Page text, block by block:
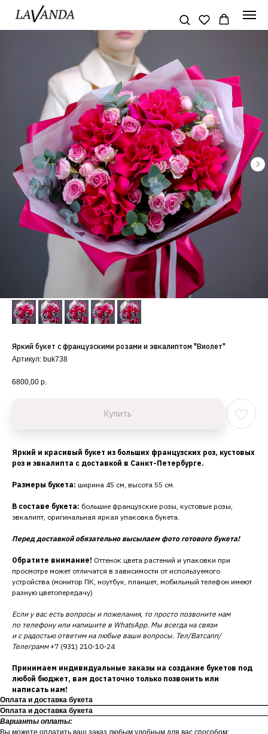
Яркий букет с французскими розами и эвкалиптом "Виолет"
Артикул: buk738
6800,00 р.
Купить
Яркий и красивый букет из больших французских роз, кустовых
роз и эвкалипта с доставкой в Санкт-Петербурге.
Размеры букета: ширина 45 см, высота 55 см.
В составе букета: большие французские розы, кустовые розы,
эвкалипт, оригинальная яркая упаковка букета.
Перед доставкой обязательно высылаем фото готового букета!
Обратите внимание! Оттенок цвета растений и упаковки при
просмотре может отличатся в зависимости от используемого
устройства (монитор ПК, ноутбук, планшет, мобильный телефон имеют
разную цветопередачу)
Если у вас есть вопросы и пожелания, то просто позвоните нам
по телефону или напишите в WhatsApp. Мы всегда на связи
и с радостью ответим на любые ваши вопросы. Тел/Ватсапп/
Телеграмм+7 (931) 210-10-24
Принимаем индивидуальные заказы на создание букетов под
любой бюджет, вам достаточно только позвонить или
написать нам!
Оплата и доставка букета
Оплата и доставка букета
Варианты оплаты:
Вы можете оплатить ваш заказ любым удобным для вас способом: